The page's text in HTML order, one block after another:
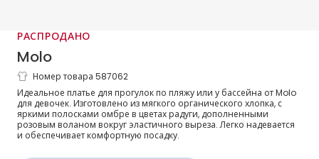
РАСПРОДАНО
Molo
Платье пляжное макси в радужную
полоску из хлопка
Номер товара 587062
Идеальное платье для прогулок по пляжу или у бассейна от Molo
для девочек. Изготовлено из мягкого органического хлопка, с
яркими полосками омбре в цветах радуги, дополненными
розовым воланом вокруг эластичного выреза. Легко надевается
и обеспечивает комфортную посадку.